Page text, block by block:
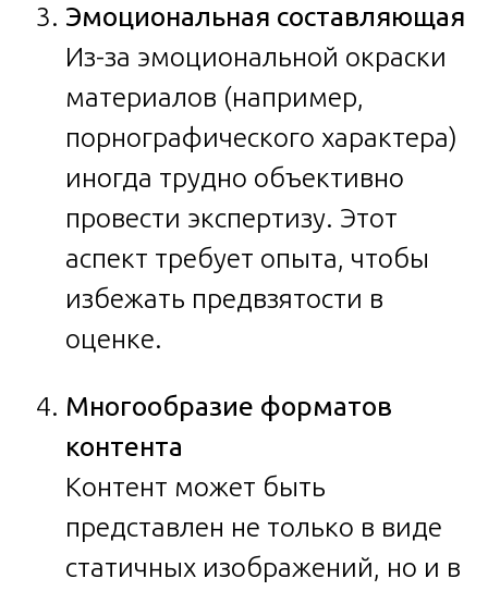
Эмоциональная составляющая
Из-за эмоциональной окраски
материалов (например,
порнографического характера)
иногда трудно объективно
провести экспертизу. Этот
аспект требует опыта, чтобы
избежать предвзятости в
оценке.
Многообразие форматов
контента
Контент может быть
представлен не только в виде
статичных изображений, но и в